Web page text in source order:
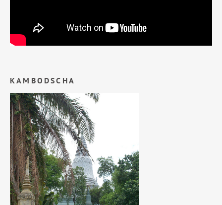
KAMBODSCHA